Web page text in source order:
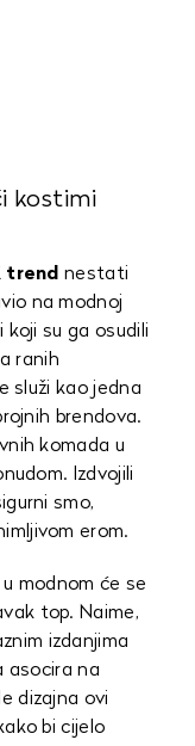
kostimi
trend nestati
na modnoj
su ga osudili
ranih
služi kao jedna
brendova.
komada u
Izdvojili
smo,
erom.
u modnom će se
top. Naime,
izdanjima
asocira na
dizajna ovi
bi cijelo